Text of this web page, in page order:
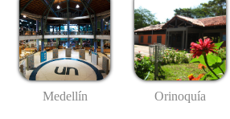
Medellín Orinoquía